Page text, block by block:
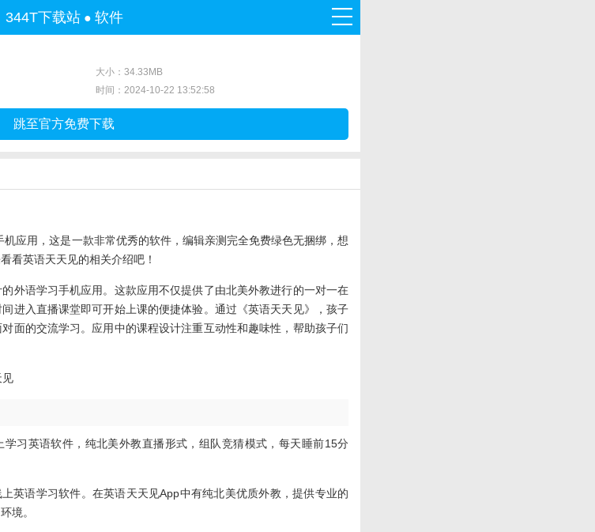
344T下载站● 软件
大小：34.33MB
时间：2024-10-22 13:52:58
跳至官方免费下载
应用，这是一款非常优秀的软件，编辑亲测完全免费绿色无捆绑，想
看英语天天见的相关介绍吧！
语学习手机应用。这款应用不仅提供了由北美外教进行的一对一在
进入直播课堂即可开始上课的便捷体验。通过《英语天天见》，孩子
面的交流学习。应用中的课程设计注重互动性和趣味性，帮助孩子们
英语软件，纯北美外教直播形式，组队竞猜模式，每天睡前15分
语学习软件。在英语天天见app中有纯北美优质外教，提供专业的
境。